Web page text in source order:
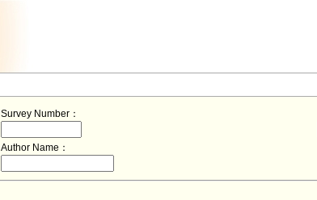
Survey Number：
Author Name：